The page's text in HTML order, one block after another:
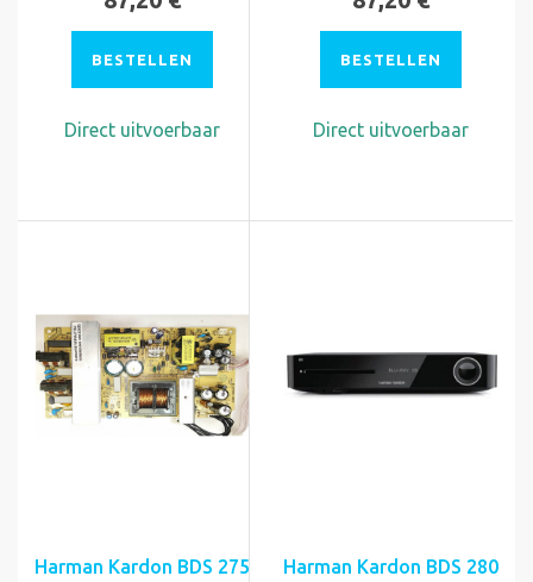
BESTELLEN
Direct uitvoerbaar
BESTELLEN
Direct uitvoerbaar
Harman Kardon BDS 275
Harman Kardon BDS 280